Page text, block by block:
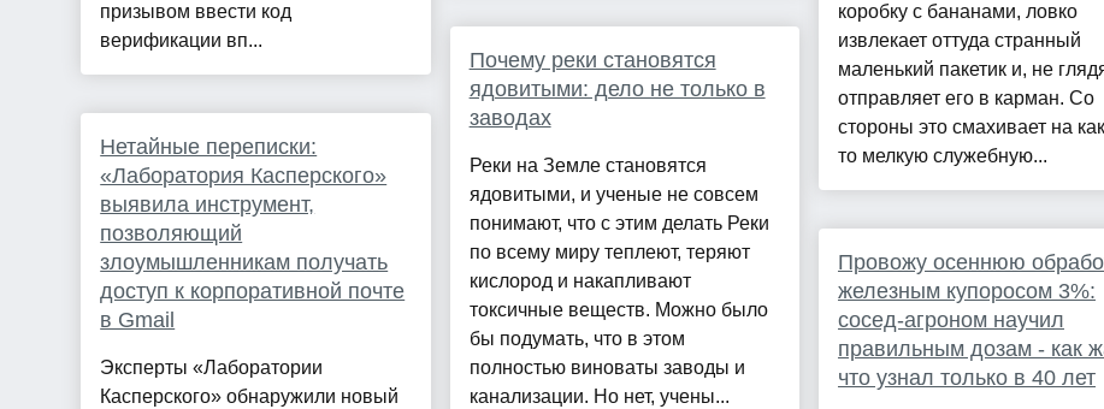
призывом ввести код
верификации вп...
Нетайные переписки:
«Лаборатория Касперского»
выявила инструмент,
позволяющий
злоумышленникам получать
доступ к корпоративной почте
в Gmail
Эксперты «Лаборатории
Касперского» обнаружили новый
Почему реки становятся
ядовитыми: дело не только в
заводах
Реки на Земле становятся
ядовитыми, и ученые не совсем
понимают, что с этим делать Реки
по всему миру теплеют, теряют
кислород и накапливают
токсичные веществ. Можно было
бы подумать, что в этом
полностью виноваты заводы и
канализации. Но нет, учены...
коробку с бананами, ловко
извлекает оттуда странный
маленький пакетик и, не
отправляет его в карман. Со
стороны это смахивает на
то мелкую служебную...
Провожу осеннюю
железным купоросом 3%:
сосед-агроном научил
правильным дозам - как
что узнал только в 40 лет